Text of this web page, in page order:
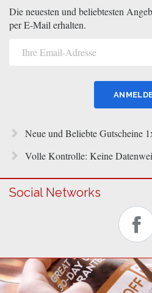
Die neuesten und beliebtesten
per E-Mail erhalten.
Neue und Beliebte Gutscheine
Volle Kontrolle: Keine
Social Networks